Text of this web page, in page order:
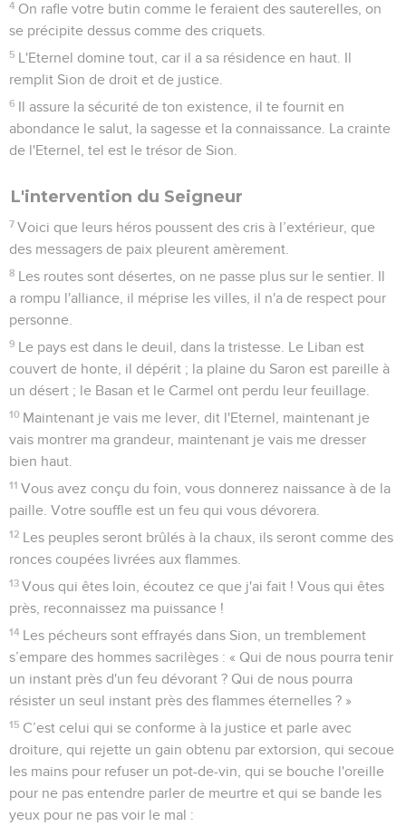
4 On rafle votre butin comme le feraient des sauterelles, on
se précipite dessus comme des criquets.
5 L'Eternel domine tout, car il a sa résidence en haut. Il
remplit Sion de droit et de justice.
6 Il assure la sécurité de ton existence, il te fournit en
abondance le salut, la sagesse et la connaissance. La crainte
de l'Eternel, tel est le trésor de Sion.
L'intervention du Seigneur
7 Voici que leurs héros poussent des cris à l’extérieur, que
des messagers de paix pleurent amèrement.
8 Les routes sont désertes, on ne passe plus sur le sentier. Il
a rompu l'alliance, il méprise les villes, il n'a de respect pour
personne.
9 Le pays est dans le deuil, dans la tristesse. Le Liban est
couvert de honte, il dépérit ; la plaine du Saron est pareille à
un désert ; le Basan et le Carmel ont perdu leur feuillage.
10 Maintenant je vais me lever, dit l'Eternel, maintenant je
vais montrer ma grandeur, maintenant je vais me dresser
bien haut.
11 Vous avez conçu du foin, vous donnerez naissance à de la
paille. Votre souffle est un feu qui vous dévorera.
12 Les peuples seront brûlés à la chaux, ils seront comme des
ronces coupées livrées aux flammes.
13 Vous qui êtes loin, écoutez ce que j'ai fait ! Vous qui êtes
près, reconnaissez ma puissance !
14 Les pécheurs sont effrayés dans Sion, un tremblement
s’empare des hommes sacrilèges : « Qui de nous pourra tenir
un instant près d'un feu dévorant ? Qui de nous pourra
résister un seul instant près des flammes éternelles ? »
15 C’est celui qui se conforme à la justice et parle avec
droiture, qui rejette un gain obtenu par extorsion, qui secoue
les mains pour refuser un pot-de-vin, qui se bouche l'oreille
pour ne pas entendre parler de meurtre et qui se bande les
yeux pour ne pas voir le mal :